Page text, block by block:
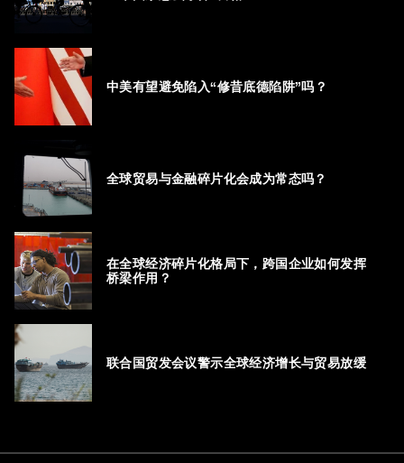
中美有望避免陷入“修昔底德陷阱”吗？
全球贸易与金融碎片化会成为常态吗？
在全球经济碎片化格局下，跨国企业如何发挥
桥梁作用？
联合国贸发会议警示全球经济增长与贸易放缓